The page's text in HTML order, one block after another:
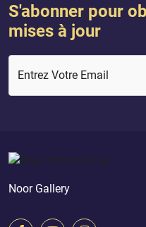
S'abonner pour
mises à jour
Entrez Votre Email
Noor Gallery